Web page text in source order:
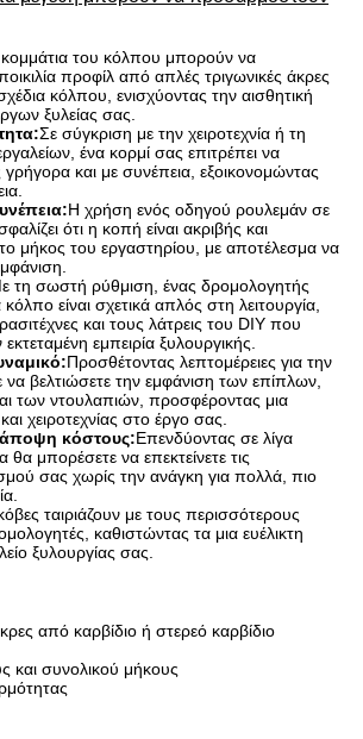
του κόλπου μπορούν να
προφίλ από απλές τριγωνικές άκρες
κόλπου, ενισχύοντας την αισθητική
ξυλείας σας.
Σε σύγκριση με την χειροτεχνία ή τη
ένα κορμί σας επιτρέπει να
και με συνέπεια, εξοικονομώντας
Η χρήση ενός οδηγού ρουλεμάν σε
ότι η κοπή είναι ακριβής και
μήκος του εργαστηρίου, με αποτέλεσμα να
τη σωστή ρύθμιση, ένας δρομολογητής
είναι σχετικά απλός στη λειτουργία,
και τους λάτρεις του DIY που
εμπειρία ξυλουργικής.
Προσθέτοντας λεπτομέρειες για την
βελτιώσετε την εμφάνιση των επίπλων,
των ντουλαπιών, προσφέροντας μια
χειροτεχνίας στο έργο σας.
άποψη κόστους:Επενδύοντας σε λίγα
θα μπορέσετε να επεκτείνετε τις
σας χωρίς την ανάγκη για πολλά, πιο
ταιριάζουν με τους περισσότερους
καθιστώντας τα μια ευέλικτη
ξυλουργίας σας.
από καρβίδιο ή στερεό καρβίδιο
και συνολικού μήκους